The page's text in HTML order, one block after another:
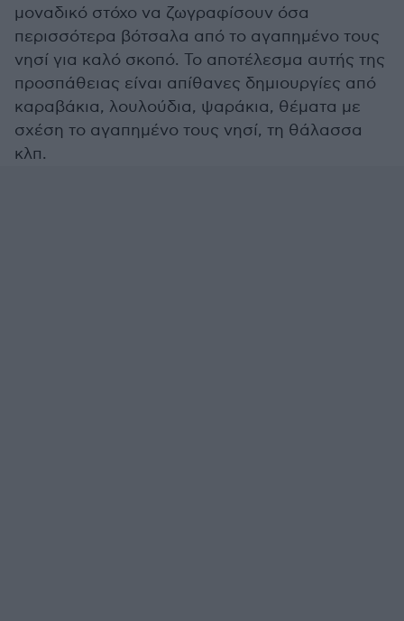
μοναδικό στόχο να ζωγραφίσουν όσα
περισσότερα βότσαλα από το αγαπημένο τους
νησί για καλό σκοπό. Το αποτέλεσμα αυτής της
προσπάθειας είναι απίθανες δημιουργίες από
καραβάκια, λουλούδια, ψαράκια, θέματα με
σχέση το αγαπημένο τους νησί, τη θάλασσα
κλπ.